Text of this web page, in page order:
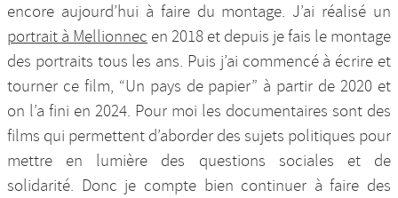
encore aujourd’hui à faire du montage. J’ai réalisé un
portrait à Mellionnec en 2018 et depuis je fais le montage
des portraits tous les ans. Puis j’ai commencé à écrire et
tourner ce film, “Un pays de papier” à partir de 2020 et
on l’a fini en 2024. Pour moi les documentaires sont des
films qui permettent d’aborder des sujets politiques pour
mettre en lumière des questions sociales et de
solidarité. Donc je compte bien continuer à faire des